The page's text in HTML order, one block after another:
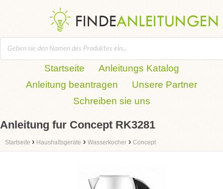
Startseite
Anleitungs Katalog
Anleitung beantragen
Unsere Partner
Schreiben sie uns
Anleitung fur Concept RK3281
Startseite › Haushaltsgeräte › Wasserkocher › Concept